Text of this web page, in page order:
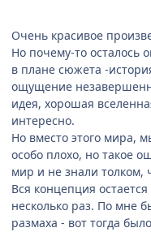
Очень красивое
Но почему-то осталось
в плане сюжета -
ощущение
идея, хорошая
интересно.
Но вместо этого мира,
особо плохо, но такое
мир и не знали толком,
Вся концепция
несколько раз. По мне
размаха - вот тогда